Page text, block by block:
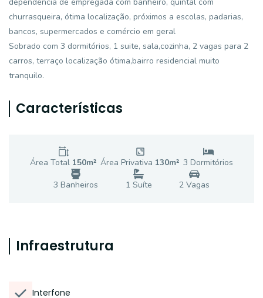
churrasqueira, ótima localização, próximos a escolas, padarias,
bancos, supermercados e comércio em geral
Sobrado com 3 dormitórios, 1 suite, sala,cozinha, 2 vagas para 2
carros, terraço localização ótima,bairro residencial muito
tranquilo.
Características
Área Total 150m² Área Privativa 130m² 3 Dormitórios
3 Banheiros 1 Suíte 2Vagas
Infraestrutura
Interfone